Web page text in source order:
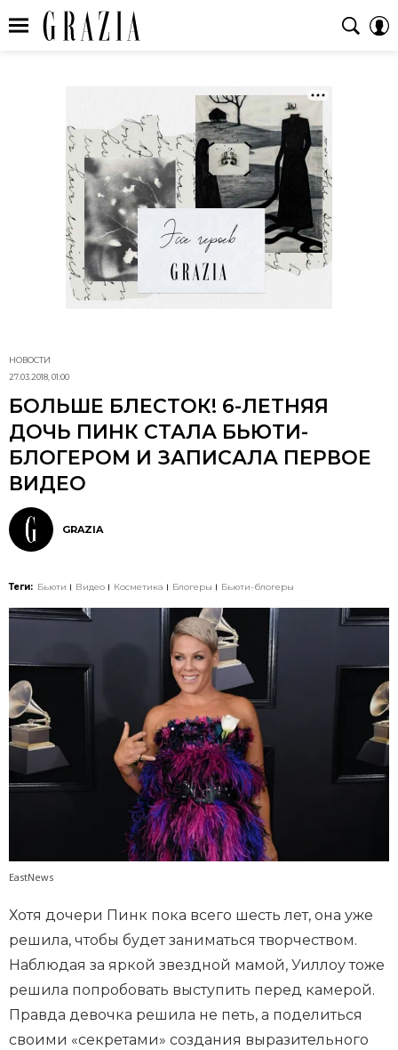
НОВОСТИ
27.03.2018, 01:00
БОЛЬШЕ БЛЕСТОК! 6-ЛЕТНЯЯ
ДОЧЬ ПИНК СТАЛА БЬЮТИ-
БЛОГЕРОМ И ЗАПИСАЛА ПЕРВОЕ
ВИДЕО
GRAZIA
Теги: Бьюти Видео Косметика Блогеры Бьюти-блогеры
EastNews
Хотя дочери Пинк пока всего шесть лет, она уже
решила, чтобы будет заниматься творчеством.
Наблюдая за яркой звездной мамой, Уиллоу тоже
решила попробовать выступить перед камерой.
Правда девочка решила не петь, а поделиться
своими «секретами» создания выразительного